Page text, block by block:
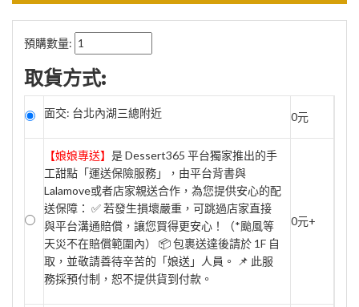
預購數量:
取貨方式:
面交: 台北內湖三總附近 0元
【娘娘專送】 是 Dessert365 平台獨家推出的手
工甜點「運送保險服務」，由平台背書與
Lalamove或者店家親送合作，為您提供安心的配
送保障： ✅ 若發生損壞嚴重，可跳過店家直接
與平台溝通賠償，讓您買得更安心！（*颱風等
天災不在賠償範圍內） 📦 包裹送達後請於 1F 自
取，並敬請善待辛苦的「娘送」人員。 📌 此服
務採預付制，恕不提供貨到付款。
0元+